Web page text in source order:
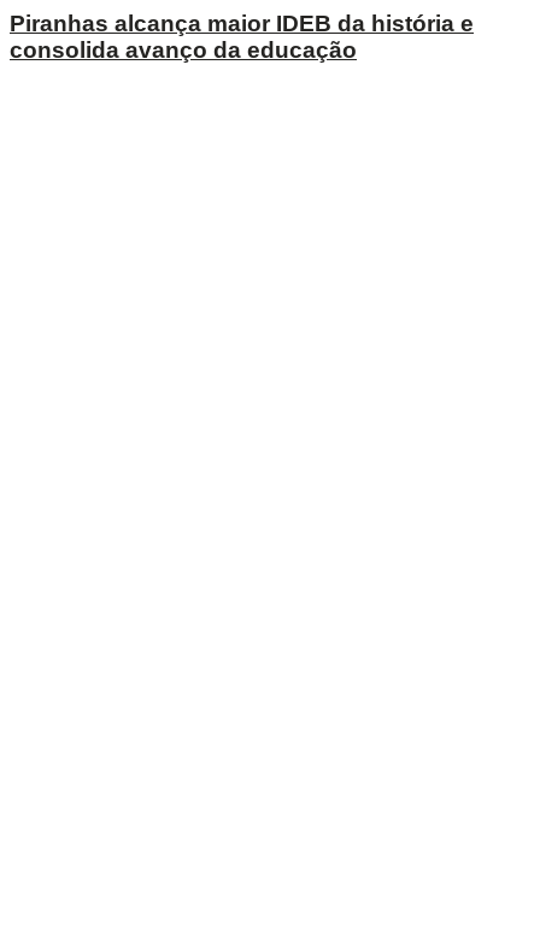
Piranhas alcança maior IDEB da história e
consolida avanço da educação